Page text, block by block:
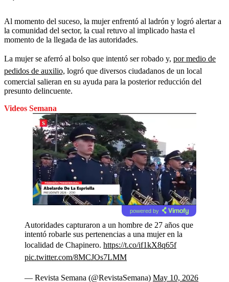
Al momento del suceso, la mujer enfrentó al ladrón y logró alertar a
la comunidad del sector, la cual retuvo al implicado hasta el
momento de la llegada de las autoridades.
La mujer se aferró al bolso que intentó ser robado y, por medio de
pedidos de auxilio, logró que diversos ciudadanos de un local
comercial salieran en su ayuda para la posterior reducción del
presunto delincuente.
Videos Semana
powered by
Autoridades capturaron a un hombre de 27 años que
intentó robarle sus pertenencias a una mujer en la
localidad de Chapinero. https://t.co/if1kX8q65f
pic.twitter.com/8MCJOs7LMM
— Revista Semana (@RevistaSemana) May 10, 2026